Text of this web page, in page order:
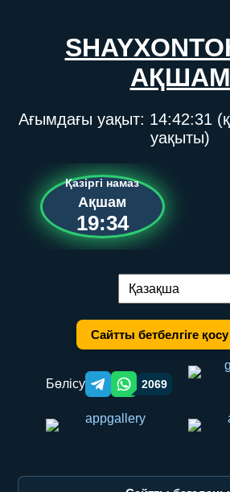
АҚШАМ
Ағымдағы уақыт: 14:42:31
уақыты)
Қазіргі намаз
Ақшам
19:34
Тілді ауыстыру:
Сайтты бетбелгіге қосу
Бөлісу Telegram orqali ulashish
WhatsApp orqali ulashish
2069